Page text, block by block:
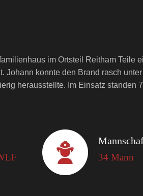
im Ortsteil Reitham
konnte den Brand rasch
herausstellte. Im Einsatz standen
34 Mann